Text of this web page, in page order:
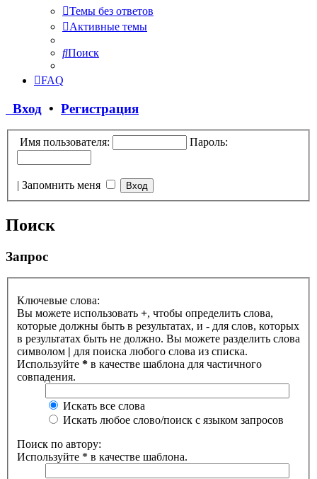
Темы без ответов
Активные темы
Поиск
FAQ
Вход • Регистрация
Имя пользователя: Пароль:
| Запомнить меня
Поиск
Запрос
Ключевые слова:
Вы можете использовать +, чтобы определить слова,
которые должны быть в результатах, и - для слов, которых
в результатах быть не должно. Вы можете разделить слова
символом | для поиска любого слова из списка.
Используйте * в качестве шаблона для частичного
совпадения.
Искать все слова
Искать любое слово/поиск с языком запросов
Поиск по автору:
Используйте * в качестве шаблона.